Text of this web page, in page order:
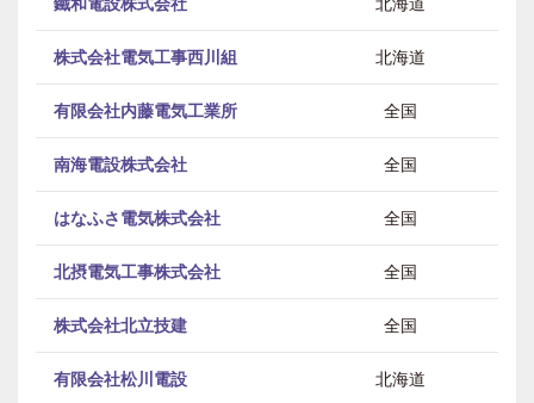
株式会社電気工事西川組 北海道
有限会社内藤電気工業所 全国
南海電設株式会社 全国
はなふさ電気株式会社 全国
北摂電気工事株式会社 全国
株式会社北立技建 全国
有限会社松川電設 北海道